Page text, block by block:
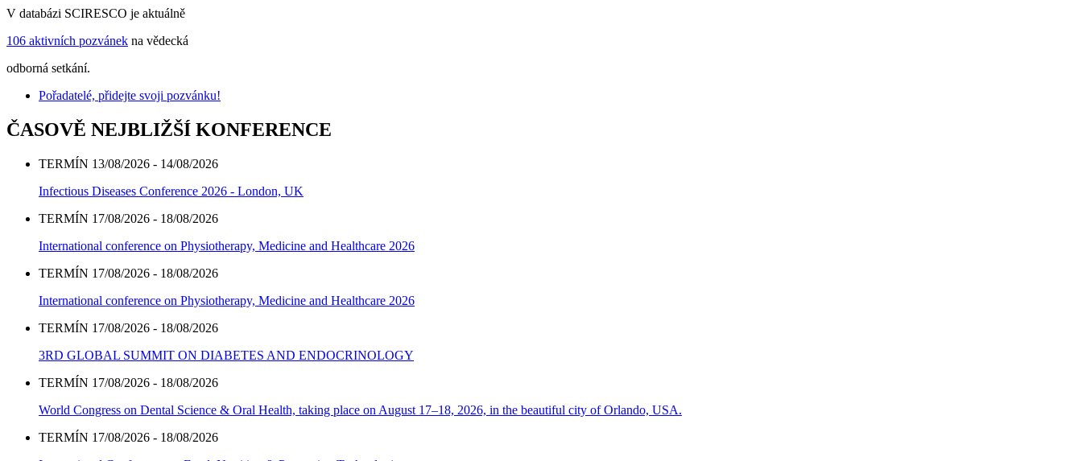
V databázi SCIRESCO je aktuálně
106 aktivních pozvánek na vědecká
odborná setkání.
Pořadatelé, přidejte svoji pozvánku!
ČASOVĚ NEJBLIŽŠÍ KONFERENCE
TERMÍN 13/08/2026 - 14/08/2026
Infectious Diseases Conference 2026 - London, UK
TERMÍN 17/08/2026 - 18/08/2026
International conference on Physiotherapy, Medicine and Healthcare 2026
TERMÍN 17/08/2026 - 18/08/2026
International conference on Physiotherapy, Medicine and Healthcare 2026
TERMÍN 17/08/2026 - 18/08/2026
3RD GLOBAL SUMMIT ON DIABETES AND ENDOCRINOLOGY
TERMÍN 17/08/2026 - 18/08/2026
World Congress on Dental Science & Oral Health, taking place on August 17–18, 2026, in the beautiful city of Orlando, USA.
TERMÍN 17/08/2026 - 18/08/2026